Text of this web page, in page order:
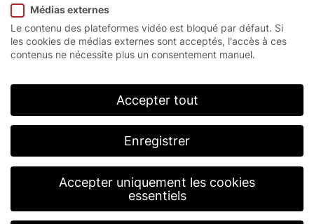
Le talent multifonctionnel
flexible
Touch
est une porte intérieure conçue spécialement pour
l’utilisation industrielle intensive. Elle est résistante
aux collisions, fiable, peu encombrante et nécessite
peu de maintenance. Elle est donc particulièrement
recommandée dans les domaines d’utilisation avec
Médias externes
Le contenu des plateformes vidéo est bloqué par défaut. Si
les cookies de médias externes sont acceptés, l'accès à ces
contenus ne nécessite plus un consentement manuel.
Accepter tout
Enregistrer
Accepter uniquement les cookies
essentiels